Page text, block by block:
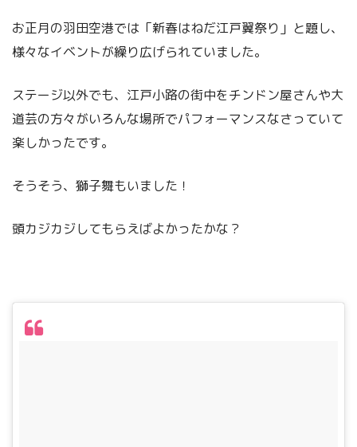
お正月の羽田空港では「新春はねだ江戸翼祭り」と題し、
様々なイベントが繰り広げられていました。
ステージ以外でも、江戸小路の街中をチンドン屋さんや大
道芸の方々がいろんな場所でパフォーマンスなさっていて
楽しかったです。
そうそう、獅子舞もいました！
頭カジカジしてもらえばよかったかな？